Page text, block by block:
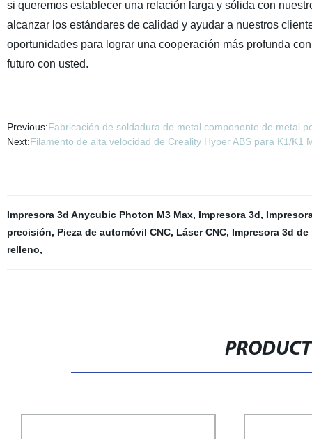
si queremos establecer una relación larga y sólida con
alcanzar los estándares de calidad y ayudar a nuestros
oportunidades para lograr una cooperación más profunda
futuro con usted.
Previous:Fabricación de soldadura de metal componente de metal
Next:Filamento de alta velocidad de Creality Hyper ABS para K1/K1
Impresora 3d Anycubic Photon M3 Max, Impresora 3d,
precisión, Pieza de automóvil CNC, Láser CNC, Impresora 3d de
relleno,